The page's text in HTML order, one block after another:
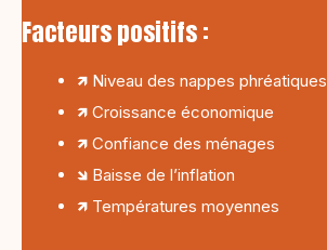
Facteurs positifs :
🡽 Niveau des nappes phréatiques
🡽 Croissance économique
🡽 Confiance des ménages
🡾 Baisse de l’inflation
🡽 Températures moyennes